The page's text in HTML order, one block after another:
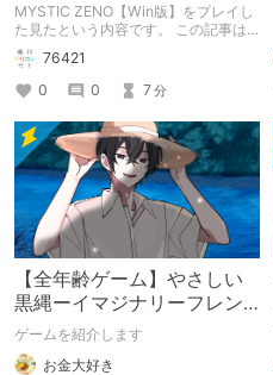
MYSTIC ZENO【Win版】をプレイし
た見たという内容です。 この記事は
通常のクリエイターズ記事です。
76421
0
0 7分
【全年齢ゲーム】やさしい
黒縄ーイマジナリーフレン
ドの「彼」と過ごすおぼん
やすみー
ゲームを紹介します
お金大好き